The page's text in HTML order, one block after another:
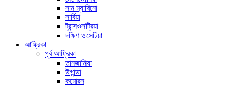
সান ম্যারিনো
সার্বিয়া
ট্রান্সওসট্রিয়া
দক্ষিণ ওসেটিয়া
আফ্রিকা
পূর্ব আফ্রিকা
তানজানিয়া
উগান্ডা
কমোরস